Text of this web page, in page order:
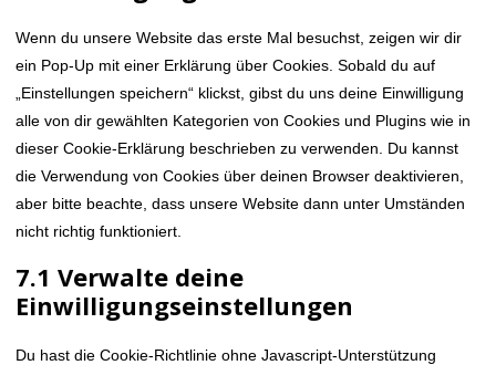
sonstiges
Wenn du unsere Website das erste Mal besuchst, zeigen wir dir
ein Pop-Up mit einer Erklärung über Cookies. Sobald du auf
„Einstellungen speichern“ klickst, gibst du uns deine Einwilligung
alle von dir gewählten Kategorien von Cookies und Plugins wie in
dieser Cookie-Erklärung beschrieben zu verwenden. Du kannst
die Verwendung von Cookies über deinen Browser deaktivieren,
aber bitte beachte, dass unsere Website dann unter Umständen
nicht richtig funktioniert.
7.1 Verwalte deine
Einwilligungseinstellungen
Du hast die Cookie-Richtlinie ohne Javascript-Unterstützung